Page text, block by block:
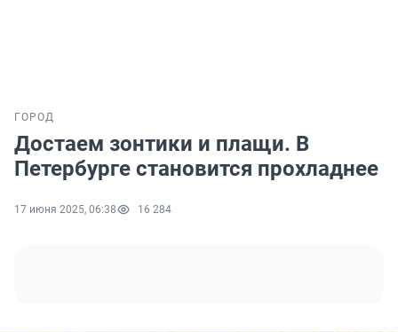
ГОРОД
Достаем зонтики и плащи. В
Петербурге становится прохладнее
17 июня 2025, 06:38 16 284